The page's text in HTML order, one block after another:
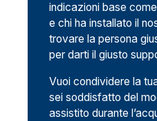
indicazioni base
e chi ha installato il
trovare la persona
per darti il giusto
Vuoi condividere la
sei soddisfatto del
assistito durante